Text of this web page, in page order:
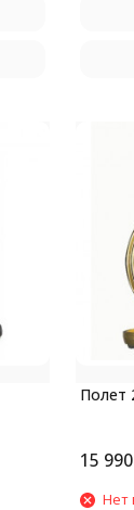
Полет
15 990
Нет